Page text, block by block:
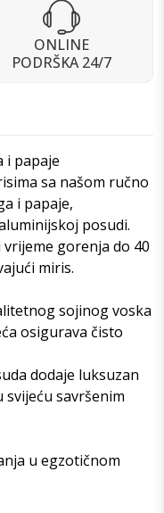
ONLINE
PODRŠKA 24/7
i papaje
sa našom ručno
i papaje,
posudi.
gorenja do 40
miris.
sojinog voska
osigurava čisto
dodaje luksuzan
savršenim
u egzotičnom